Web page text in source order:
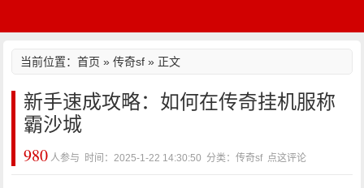
当前位置：首页 »传奇sf » 正文
新手速成攻略：如何在传奇挂机服称
霸沙城
980 人参与 时间：2025-1-22 14:30:50 分类：传奇sf 点这评论